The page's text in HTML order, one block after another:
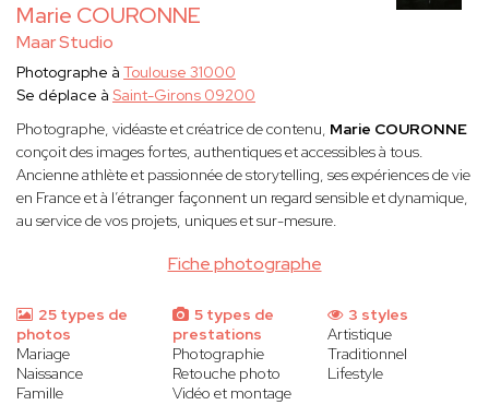
Marie COURONNE
Maar Studio
Fiche photographe
Photographe à Toulouse 31000
Se déplace à Saint-Girons 09200
Photographe, vidéaste et créatrice de contenu, Marie COURONNE
conçoit des images fortes, authentiques et accessibles à tous.
Ancienne athlète et passionnée de storytelling, ses expériences de vie
en France et à l’étranger façonnent un regard sensible et dynamique,
au service de vos projets, uniques et sur-mesure.
25 types de
photos
Mariage
Naissance
Famille
5 types de
prestations
Photographie
Retouche photo
Vidéo et montage
3 styles
Artistique
Traditionnel
Lifestyle